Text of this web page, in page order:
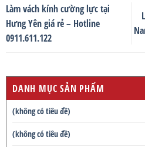
Làm vách kính cường lực tại
Hưng Yên giá rẻ – Hotline
0911.611.122
DANH MỤC SẢN PHẨM
(không có tiêu đề)
(không có tiêu đề)